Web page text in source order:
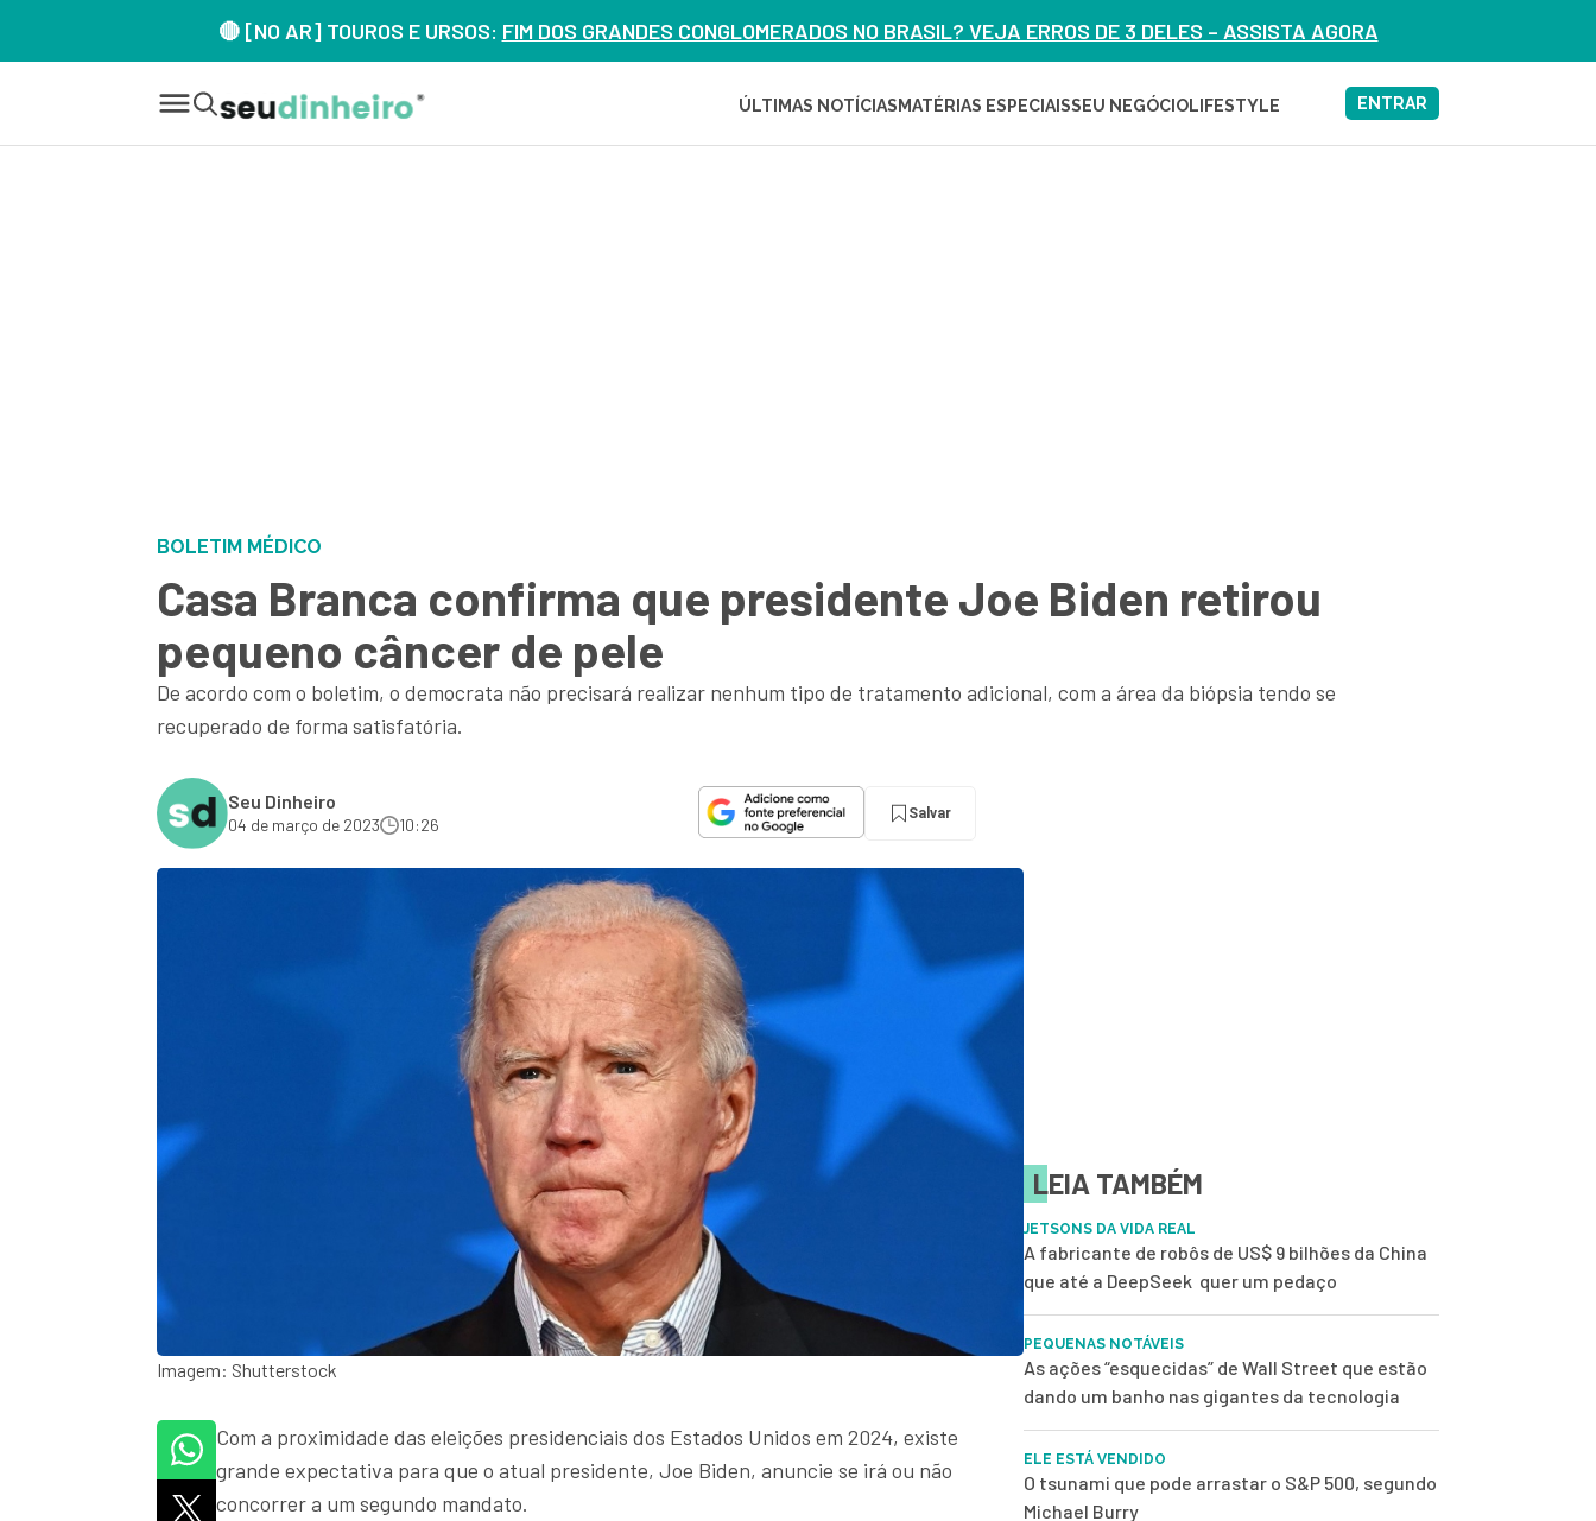
🔴 [NO AR] TOUROS E URSOS: FIM DOS GRANDES CONGLOMERADOS NO BRASIL? VEJA ERROS DE 3 DELES – ASSISTA AGORA
ÚLTIMAS NOTÍCIAS MATÉRIAS ESPECIAISSEU NEGÓCIOLIFESTYLE ENTRAR
BOLETIM MÉDICO
Casa Branca confirma que presidente Joe Biden retirou
pequeno câncer de pele
De acordo com o boletim, o democrata não precisará realizar nenhum tipo de tratamento adicional, com a área da biópsia tendo se
recuperado de forma satisfatória.
Seu Dinheiro
04 de março de 2023 10:26
Salvar
Imagem: Shutterstock
Com a proximidade das eleições presidenciais dos Estados Unidos em 2024, existe
grande expectativa para que o atual presidente, Joe Biden, anuncie se irá ou não
concorrer a um segundo mandato.
LEIA TAMBÉM
JETSONS DA VIDA REAL
A fabricante de robôs de US$ 9 bilhões da China
que até a DeepSeek quer um pedaço
PEQUENAS NOTÁVEIS
As ações “esquecidas” de Wall Street que estão
dando um banho nas gigantes da tecnologia
ELE ESTÁ VENDIDO
O tsunami que pode arrastar o S&P 500, segundo
Michael Burry